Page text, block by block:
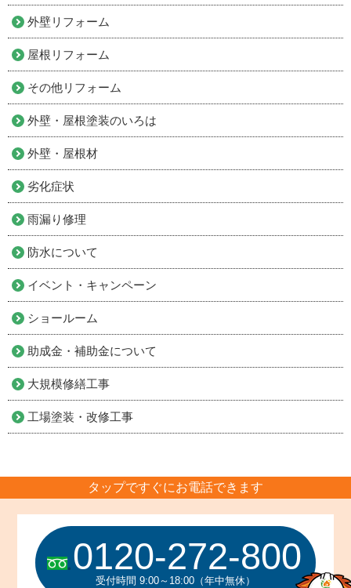
外壁リフォーム
屋根リフォーム
その他リフォーム
外壁・屋根塗装のいろは
外壁・屋根材
劣化症状
雨漏り修理
防水について
イベント・キャンペーン
ショールーム
助成金・補助金について
大規模修繕工事
工場塗装・改修工事
タップですぐにお電話できます
0120-272-800
受付時間 9:00～18:00（年中無休）